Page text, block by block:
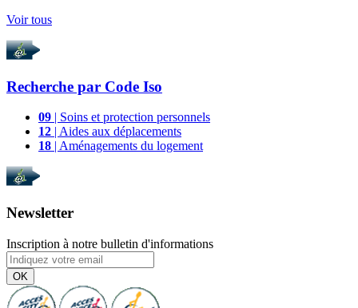
Voir tous
Recherche par Code Iso
09 | Soins et protection personnels
12 | Aides aux déplacements
18 | Aménagements du logement
Newsletter
Inscription à notre bulletin d'informations
OK